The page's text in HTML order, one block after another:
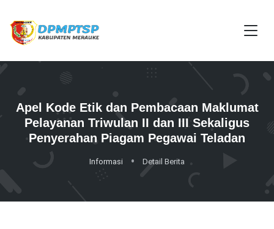
Apel Kode Etik dan Pembacaan Maklumat
Pelayanan Triwulan II dan III Sekaligus
Penyerahan Piagam Pegawai Teladan
Informasi Detail Berita